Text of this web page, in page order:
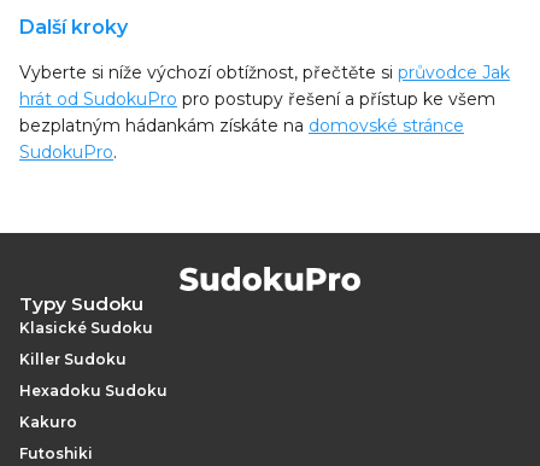
Další kroky
Vyberte si níže výchozí obtížnost, přečtěte si průvodce Jak
hrát od SudokuPro pro postupy řešení a přístup ke všem
bezplatným hádankám získáte na domovské stránce
SudokuPro.
Typy Sudoku
Klasické Sudoku
Killer Sudoku
Hexadoku Sudoku
Kakuro
Futoshiki